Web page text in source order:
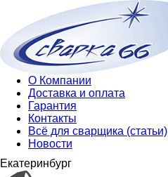
О Компании
Доставка и оплата
Гарантия
Контакты
Всё для сварщика (статьи)
Новости
Екатеринбург